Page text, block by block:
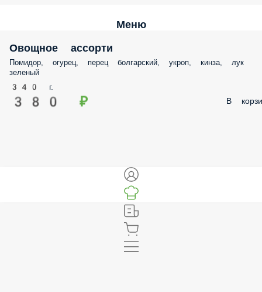
Меню
Овощное ассорти
Помидор, огурец, перец болгарский, укроп, кинза, лук
зеленый
340 г.
380 ₽ В